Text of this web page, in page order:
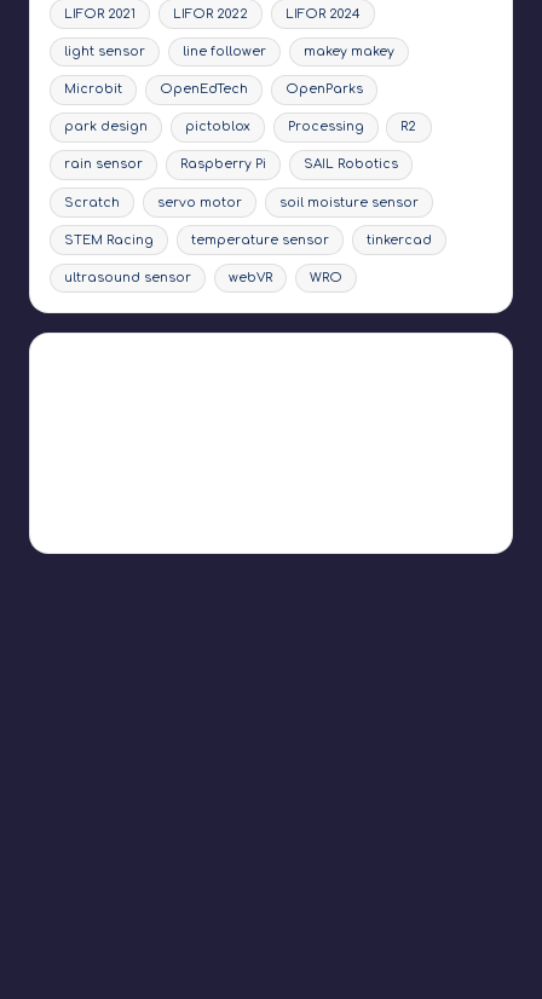
LIFOR 2021 LIFOR 2022 LIFOR 2024
light sensor line follower makey makey
Microbit OpenEdTech OpenParks
park design pictoblox Processing R2
rain sensor Raspberry Pi SAIL Robotics
Scratch servo motor soil moisture sensor
STEM Racing temperature sensor tinkercad
ultrasound sensor webVR WRO